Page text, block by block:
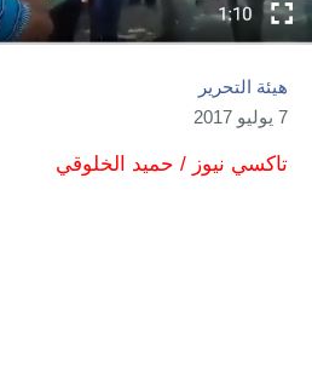
هيئة التحرير
7 يوليو 2017
تاكسي نيوز / حميد الخلوقي